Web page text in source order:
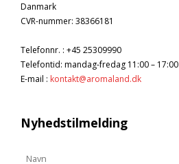
Danmark
CVR-nummer: 38366181
Telefonnr. : +45 25309990
Telefontid: mandag-fredag 11:00 – 17:00
E-mail : kontakt@aromaland.dk
Nyhedstilmelding